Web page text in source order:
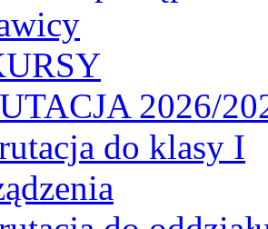
2026/
do klasy I